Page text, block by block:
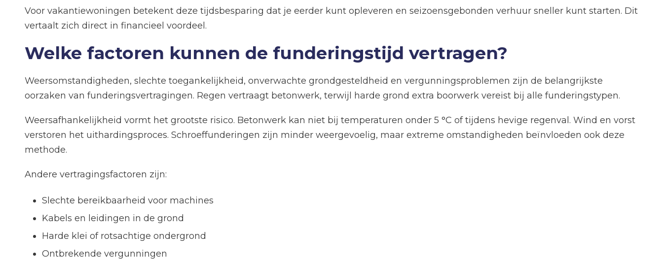
Voor vakantiewoningen betekent deze tijdsbesparing dat je eerder kunt opleveren en seizoensgebonden verhuur sneller kunt starten. Dit
vertaalt zich direct in financieel voordeel.
Welke factoren kunnen de funderingstijd vertragen?
Weersomstandigheden, slechte toegankelijkheid, onverwachte grondgesteldheid en vergunningsproblemen zijn de belangrijkste
oorzaken van funderingsvertragingen. Regen vertraagt betonwerk, terwijl harde grond extra boorwerk vereist bij alle funderingstypen.
Weersafhankelijkheid vormt het grootste risico. Betonwerk kan niet bij temperaturen onder 5 °C of tijdens hevige regenval. Wind en vorst
verstoren het uithardingsproces. Schroeffunderingen zijn minder weergevoelig, maar extreme omstandigheden beïnvloeden ook deze
methode.
Andere vertragingsfactoren zijn:
Slechte bereikbaarheid voor machines
Kabels en leidingen in de grond
Harde klei of rotsachtige ondergrond
Ontbrekende vergunningen